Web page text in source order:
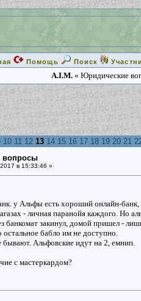
Помощь Поиск
A.I.M.« Юридические
10 11 12 13 14 15 16 17 18 19 20 21
вопросы
в 15:33:46 »
у Альфы есть хороший онлайн-
- личная паранойя каждого. Но
банкомат закинул, домой пришел -
бабло им не доступно.
Альфовские идут на 2, емнип.
с мастеркардом?